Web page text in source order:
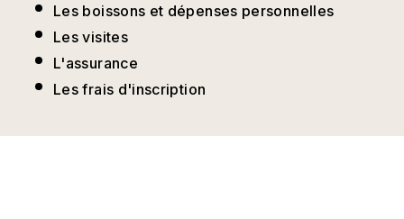
Les boissons et dépenses personnelles
Les visites
L'assurance
Les frais d'inscription